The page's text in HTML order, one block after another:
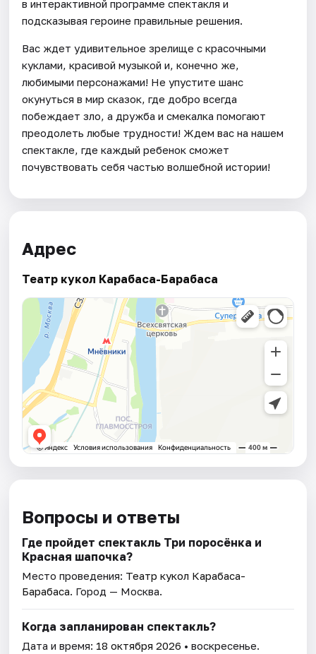
в интерактивной программе спектакля и
подсказывая героине правильные решения.
Вас ждет удивительное зрелище с красочными
куклами, красивой музыкой и, конечно же,
любимыми персонажами! Не упустите шанс
окунуться в мир сказок, где добро всегда
побеждает зло, а дружба и смекалка помогают
преодолеть любые трудности! Ждем вас на нашем
спектакле, где каждый ребенок сможет
почувствовать себя частью волшебной истории!
Адрес
Театр кукол Карабаса-Барабаса
Вопросы и ответы
Где пройдет спектакль Три поросёнка и
Красная шапочка?
Место проведения: Театр кукол Карабаса-
Барабаса. Город — Москва.
Когда запланирован спектакль?
Дата и время: 18 октября 2026 • воскресенье.